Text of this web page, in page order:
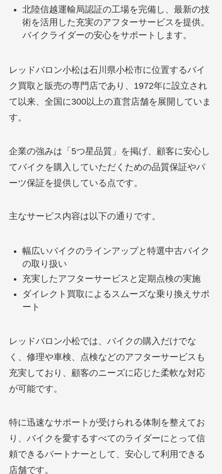
北陸信越運輸局認証の工場を完備し、最新の技
術を活用した充実のアフターサービスを提供。
バイクライダーの安心をサポートします。
レッドバロン小松は石川県小松市に位置するバイ
ク買取と販売の専門店であり、1972年に設立され
て以来、全国に300以上の直営店舗を展開していま
す。
企業の強みは「5つ星品質」を掲げ、顧客に安心し
てバイクを購入していただくための品質保証やパ
ーツ保証を提供している点です。
主なサービス内容は以下の通りです。
幅広いバイクのラインアップと特選中古バイク
の取り扱い
充実したアフターサービスと定期点検の実施
ダイレクト買取によるスムーズな乗り換えサポ
ート
レッドバロン小松では、バイクの購入だけでな
く、修理や車検、点検などのアフターサービスも
充実しており、顧客のニーズに応じた柔軟な対応
が可能です。
特に迅速なサポートが受けられる体制を整えてお
り、バイクを愛するすべてのライダーにとって信
頼できるパートナーとして、安心して利用できる
店舗です。